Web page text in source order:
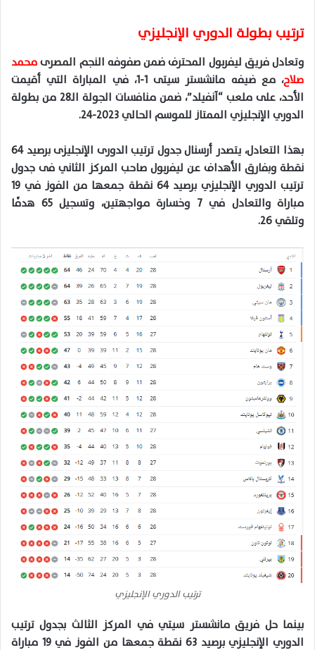
ترتيب بطولة الدوري الإنجليزي
وتعادل فريق ليفربول المحترف ضمن صفوفه النجم المصرىمحمد
صلاح
، مع ضيفه مانشستر سيتى 1-1، في المباراة التي أقيمت
الأحد، على ملعب “آنفيلد”، ضمن منافسات الجولة الـ28 من بطولة
الدوري الإنجليزي الممتاز للموسم الحالي 2023-24.
بهذا التعادل، يتصدر أرسنال جدول ترتيب الدورى الإنجليزى برصيد 64
نقطة وبفارق الأهداف عن ليفربول صاحب المركز الثاني فى جدول
ترتيب الدوري الإنجليزي برصيد 64 نقطة جمعها من الفوز في 19
مباراة والتعادل في 7 وخسارة مواجهتين، وتسجيل 65 هدفًا
وتلقي 26.
ترتيب الدوري الإنجليزي
بينما حل فريق مانشستر سيتي في المركز الثالث بجدول ترتيب
الدوري الإنجليزي برصيد 63 نقطة جمعها من الفوز في 19 مباراة